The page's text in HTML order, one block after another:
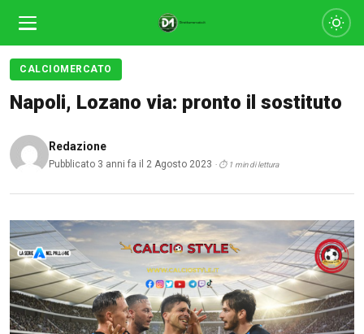
CALCIOMERCATO
Napoli, Lozano via: pronto il sostituto
Redazione
Pubblicato 3 anni fa il 2 Agosto 2023 · ⏱ 1 min di lettura